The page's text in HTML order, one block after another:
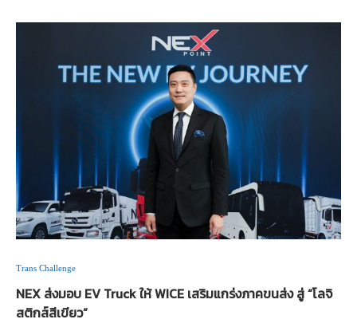
Trans Challenge
NEX ส่งมอบ EV Truck ให้ WICE เสริมแกร่งภาคขนส่ง สู่ “โลจิ
สติกส์สีเขียว”